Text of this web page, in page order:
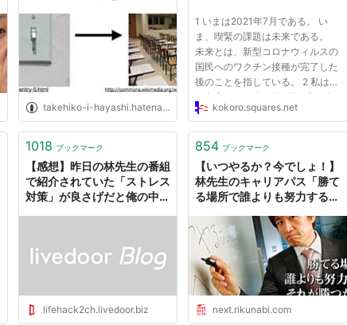
Risk：林岳彦の研究メモ
takehiko-i-hayashi.hatenablog.com
1 いまは2021年7月である。 い
ま、喫緊の課題は未来である。
未来とは、新型コロナウィルスの
国民へのワクチン接種が完了した
後のことを指している。 2 私はこ
の文章を2021年7月4日の夜に書
いている。 いま、日本でもワク
ワクチン供給の遅れや不均衡など
こ...
kokoro.squares.net
1018 ブックマーク
【感想】昨日の林先生の番組
で紹介されていた「ストレス
対策」が良さげだと俺の中で
lifehack2ch.livedoor.biz
854 ブックマーク
【いつやるか？今でしょ！】
林先生のキャリアパス「勝て
る場所で誰よりも努力する。
則」 - リクナビNEXTジャー
ナル
next.rikunabi.com